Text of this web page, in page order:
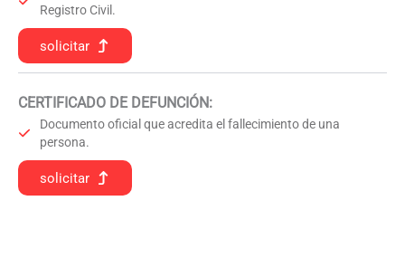
Registro Civil.
solicitar
CERTIFICADO DE DEFUNCIÓN:
Documento oficial que acredita el fallecimiento de una
persona.
solicitar